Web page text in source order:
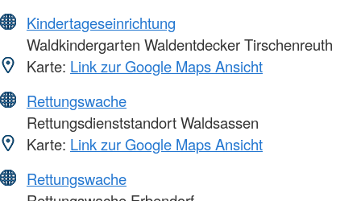
Kindertageseinrichtung
Waldkindergarten Waldentdecker Tirschenreuth
Karte: Link zur Google Maps Ansicht
Rettungswache
Rettungsdienststandort Waldsassen
Karte: Link zur Google Maps Ansicht
Rettungswache